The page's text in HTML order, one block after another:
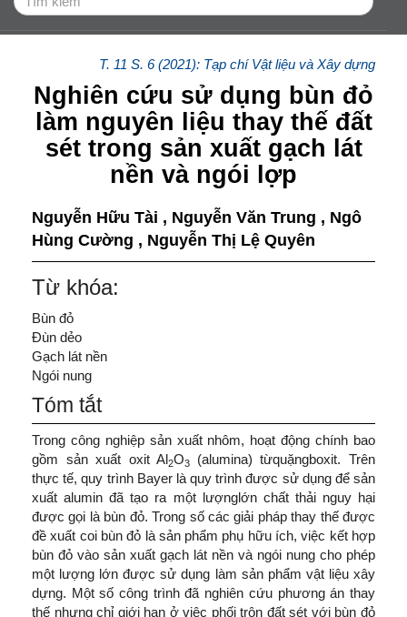
T. 11 S. 6 (2021): Tạp chí Vật liệu và Xây dựng
Nghiên cứu sử dụng bùn đỏ
làm nguyên liệu thay thế đất
sét trong sản xuất gạch lát
nền và ngói lợp
Nguyễn Hữu Tài , Nguyễn Văn Trung , Ngô
Hùng Cường , Nguyễn Thị Lệ Quyên
Từ khóa:
Bùn đỏ
Đùn dẻo
Gạch lát nền
Ngói nung
Tóm tắt
Trong công nghiệp sản xuất nhôm, hoạt động chính bao
gồm sản xuất oxit Al2O3 (alumina) từquặngboxit. Trên
thực tế, quy trình Bayer là quy trình được sử dụng để sản
xuất alumin đã tạo ra một lượnglớn chất thải nguy hại
được gọi là bùn đỏ. Trong số các giải pháp thay thế được
đề xuất coi bùn đỏ là sản phẩm phụ hữu ích, việc kết hợp
bùn đỏ vào sản xuất gạch lát nền và ngói nung cho phép
một lượng lớn được sử dụng làm sản phẩm vật liệu xây
dựng. Một số công trình đã nghiên cứu phương án thay
thế nhưng chỉ giới hạn ở việc phối trộn đất sét với bùn đỏ